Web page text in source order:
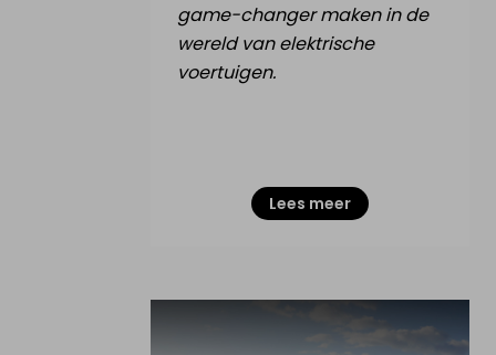
game-changer maken in de
wereld van elektrische
voertuigen.
Lees meer